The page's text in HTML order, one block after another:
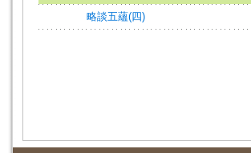
略談五蘊(四)